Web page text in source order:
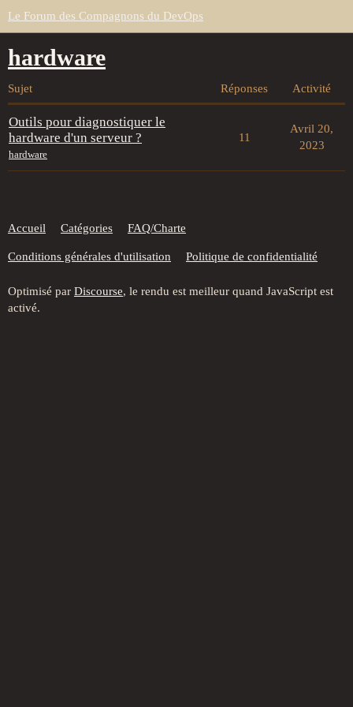
Le Forum des Compagnons du DevOps
hardware
Sujet Réponses Activité
Outils pour diagnostiquer le
hardware d'un serveur ?
hardware
11
Avril 20,
2023
Accueil Catégories FAQ/Charte
Conditions générales d'utilisation Politique de confidentialité
Optimisé par Discourse, le rendu est meilleur quand JavaScript est
activé.